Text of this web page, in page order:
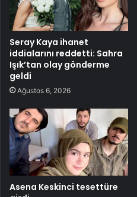
Seray Kaya ihanet
iddialarını reddetti: Sahra
Işık’tan olay gönderme
geldi
Ağustos 6, 2026
Asena Keskinci tesettüre